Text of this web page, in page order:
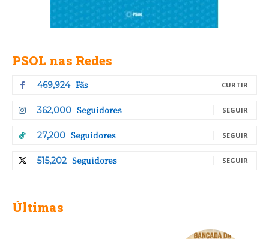
PSOL nas Redes
469,924 Fãs CURTIR
362,000 Seguidores SEGUIR
27,200 Seguidores SEGUIR
515,202 Seguidores SEGUIR
Últimas